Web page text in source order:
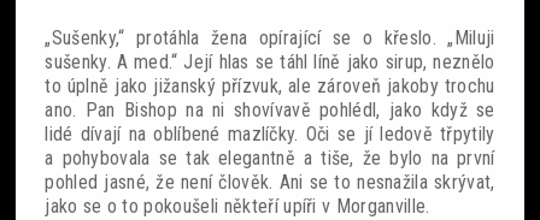
„Sušenky,“ protáhla žena opírající se o křeslo. „Miluji
sušenky. A med.“ Její hlas se táhl líně jako sirup, neznělo
to úplně jako jižanský přízvuk, ale zároveň jakoby trochu
ano. Pan Bishop na ni shovívavě pohlédl, jako když se
lidé dívají na oblíbené mazlíčky. Oči se jí ledově třpytily
a pohybovala se tak elegantně a tiše, že bylo na první
pohled jasné, že není člověk. Ani se to nesnažila skrývat,
jako se o to pokoušeli někteří upíři v Morganville.